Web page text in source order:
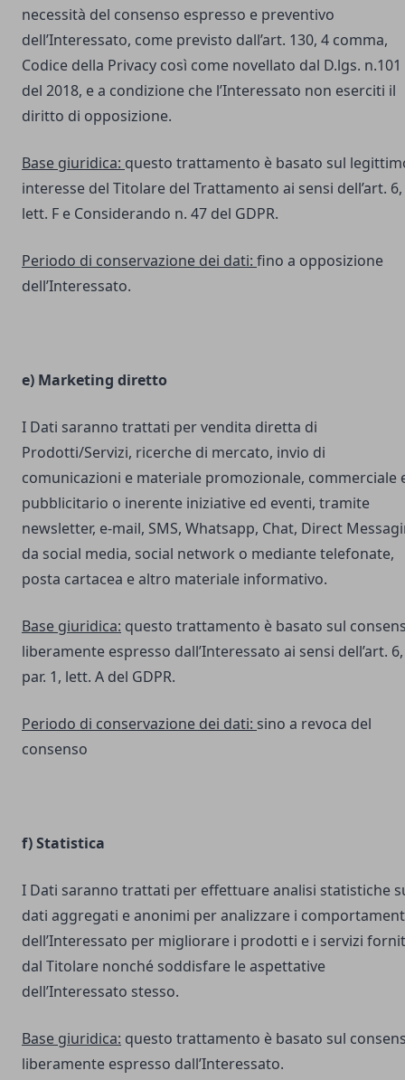
necessità del consenso espresso e preventivo
dell’Interessato, come previsto dall’art. 130, 4 comma,
Codice della Privacy così come novellato dal D.lgs. n.101
del 2018, e a condizione che l’Interessato non eserciti il
diritto di opposizione.
Base giuridica: questo trattamento è basato sul
interesse del Titolare del Trattamento ai sensi dell’art. 6,
lett. F e Considerando n. 47 del GDPR.
Periodo di conservazione dei dati: fino a opposizione
dell’Interessato.
e) Marketing diretto
I Dati saranno trattati per vendita diretta di
Prodotti/Servizi, ricerche di mercato, invio di
comunicazioni e materiale promozionale, commerciale
pubblicitario o inerente iniziative ed eventi, tramite
newsletter, e-mail, SMS, Whatsapp, Chat, Direct
da social media, social network o mediante telefonate,
posta cartacea e altro materiale informativo.
Base giuridica: questo trattamento è basato sul
liberamente espresso dall’Interessato ai sensi dell’art. 6,
par. 1, lett. A del GDPR.
Periodo di conservazione dei dati: sino a revoca del
consenso
f) Statistica
I Dati saranno trattati per effettuare analisi statistiche
dati aggregati e anonimi per analizzare i
dell’Interessato per migliorare i prodotti e i servizi
dal Titolare nonché soddisfare le aspettative
dell’Interessato stesso.
Base giuridica: questo trattamento è basato sul
liberamente espresso dall’Interessato.